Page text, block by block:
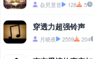
旮旯昱音 128 5
穿透力超强铃声
月晓夜 2559 204